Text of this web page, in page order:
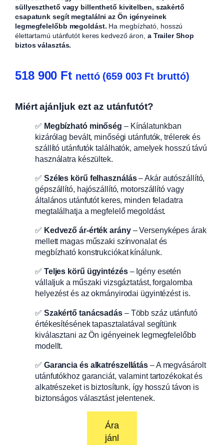
süllyeszthető vagy billenthető kivitelben, szakértő
csapatunk segít megtalálni az Ön igényeinek
legmegfelelőbb megoldást. Ha megbízható, hosszú
élettartamú utánfutót keres kedvező áron, a Trailer Shop
biztos választás.
518 900 Ft nettó (659 003 Ft bruttó)
Miért ajánljuk ezt az utánfutót?
✅ Megbízható minőség – Kínálatunkban
kizárólag bevált, minőségi utánfutók, trélerek és
szállító utánfutók találhatók, amelyek hosszú távú
használatra készültek.
✅ Széles körű felhasználás– Akár autószállító,
gépszállító, hajószállító, motorszállító vagy
általános utánfutót keres, minden feladatra
megtalálhatja a megfelelő megoldást.
✅ Kedvező ár-érték arány– Versenyképes árak
mellett magas műszaki színvonalat és
megbízható konstrukciókat kínálunk.
✅ Teljes körű ügyintézés– Igény esetén
vállaljuk a műszaki vizsgáztatást, forgalomba
helyezést és az okmányirodai ügyintézést is.
✅ Szakértő tanácsadás– Több száz utánfutó
értékesítésének tapasztalatával segítünk
kiválasztani az Ön igényeinek legmegfelelőbb
modellt.
✅ Garancia és alkatrészellátás – A megvásárolt
utánfutókhoz garanciát, valamint tartozékokat és
alkatrészeket is biztosítunk, így hosszú távon is
biztonságos választást jelentenek.
Ára
jánl